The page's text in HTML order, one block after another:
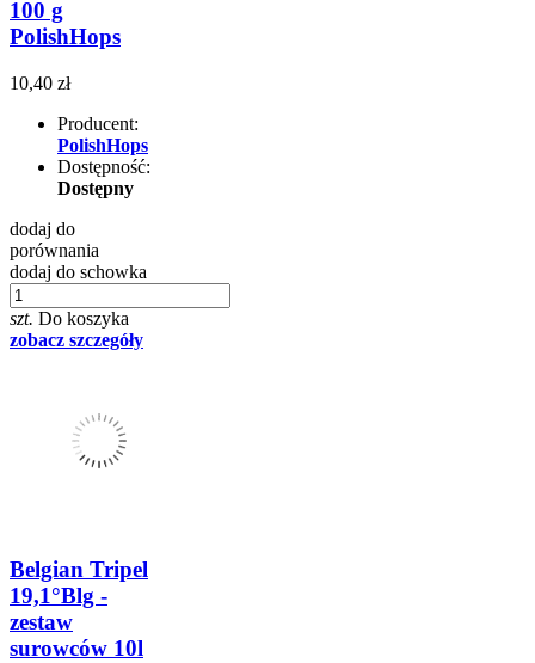
100 g
PolishHops
10,40 zł
Producent:
PolishHops
Dostępność:
Dostępny
dodaj do
porównania
dodaj do schowka
szt. Do koszyka
zobacz szczegóły
Belgian Tripel
19,1°Blg -
zestaw
surowców 10l